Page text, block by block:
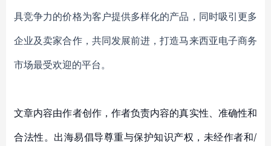
具竞争力的价格为客户提供多样化的产品， 同时吸引更多
企业及卖家合作，共同发展前进，打造马来西亚电子商务
市场最受欢迎的平台。
文章内容由作者创作，作者负责内容的真实性、准确性和
合法性。出海易倡导尊重与保护知识产权，未经作者和/